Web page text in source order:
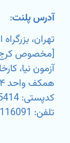
آدرس پلنت:
تهران،
[مخصوص
همکف واحد ۴
کدپستی: 1391955414
تلفن: 46116091 / 09999644591